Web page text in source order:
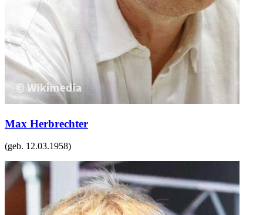
Max Herbrechter
(geb. 12.03.1958)